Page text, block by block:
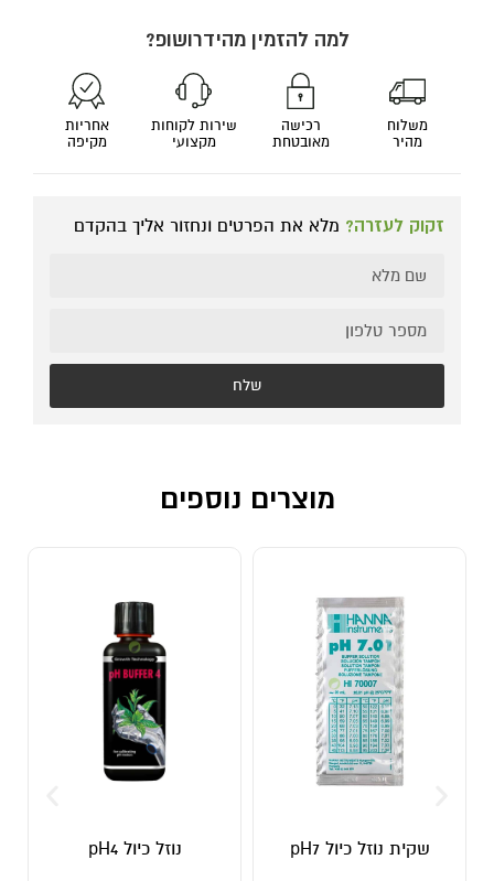
למה להזמין מהידרושופ?
משלוח
מהיר
רכישה
מאובטחת
שירות לקוחות
מקצועי
אחריות
מקיפה
זקוק לעזרה? מלא את הפרטים ונחזור אליך בהקדם
שלח
מוצרים נוספים
שקית נוזל כיול pH7 נוזל כיול pH4